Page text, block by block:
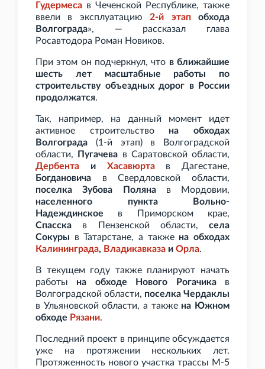
Гудермеса в Чеченской Республике, также
ввели в эксплуатацию 2-й этапобхода
Волгограда», — рассказал глава
Росавтодора Роман Новиков.
При этом он подчеркнул, что в ближайшие
шесть лет масштабные работы по
строительству объездных дорог в России
продолжатся.
Так, например, на данный момент идет
активное строительство на обходах
Волгограда (1-й этап) в Волгоградской
области,
Пугачева в Саратовской области,
Дербента и Хасавюртав Дагестане,
Богдановича в Свердловской области,
поселка Зубова Полянав Мордовии,
населенного пункта Вольно-
Надеждинское в Приморском крае,
Спасска в Пензенской области, села
Сокуры в Татарстане, а также на обходах
Калининграда, Владикавказа и Орла.
В текущем году также планируют начать
работы на обходе Нового Рогачикав
Волгоградской области, поселка Чердаклы
в Ульяновской области, а также на Южном
обходе Рязани.
Последний проект в принципе обсуждается
уже на протяжении нескольких лет.
Протяженность нового участка трассы М-5